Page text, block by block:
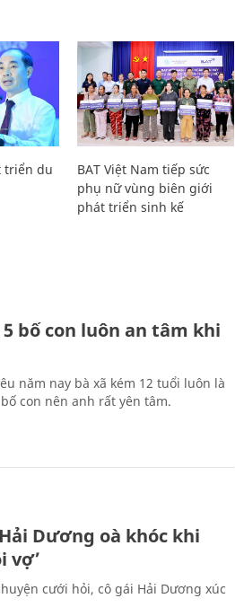
triển du
BAT Việt Nam tiếp sức
phụ nữ vùng biên giới
phát triển sinh kế
bố con luôn an tâm khi
năm nay bà xã kém 12 tuổi luôn là
con nên anh rất yên tâm.
Dương oà khóc khi
vợ’
cưới hỏi, cô gái Hải Dương xúc